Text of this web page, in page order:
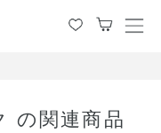
メ
の関連商品